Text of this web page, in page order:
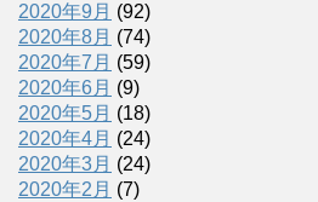
2020年9月 (92)
2020年8月 (74)
2020年7月 (59)
2020年6月 (9)
2020年5月 (18)
2020年4月 (24)
2020年3月 (24)
2020年2月 (7)